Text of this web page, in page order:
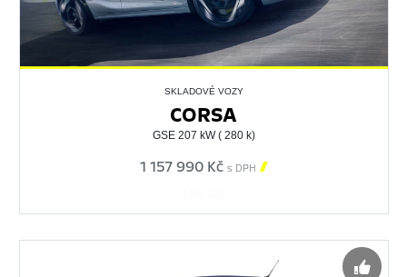
SKLADOVÉ VOZY
CORSA
GSE 207 kW ( 280 k)
1 157 990 Kč s DPH 